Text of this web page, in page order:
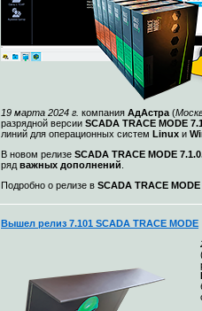
19 марта 2024 г. компания АдАстра (
разрядной версии SCADA TRACE MODE
линий для операционных систем Linux и
В новом релизе SCADA TRACE MODE
ряд важных дополнений
Подробно о релизе в SCADA TRACE MODE
Вышел релиз 7.101 SCADA TRACE MODE